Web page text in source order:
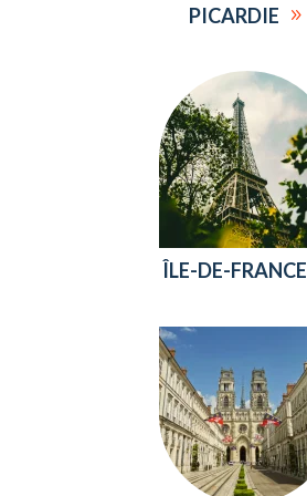
PICARDIE
ÎLE-DE-FRANCE